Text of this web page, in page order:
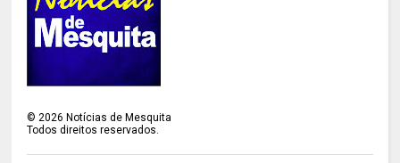
©2026 Notícias de Mesquita
Todos direitos reservados.